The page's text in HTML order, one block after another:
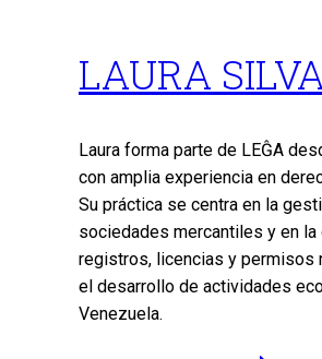
LAURA
Laura forma parte de LEĜA
con amplia experiencia en
Su práctica se centra en la
sociedades mercantiles y en la
registros, licencias y permisos
el desarrollo de actividades
Venezuela.